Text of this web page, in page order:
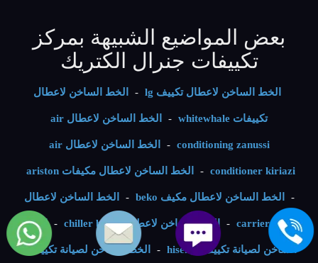
بعض المواضيع الشبيهة بمركز
تكييفات جنرال الكتريك
الخط الساخن لاعطال تكييف lg - الخط الساخن لاعطال
تكييفات whitewhale - الخط الساخن لاعطال air
conditioning zanussi
- الخط الساخن لاعطال air
conditioner kiriazi
- الخط الساخن لاعطال مكيفات ariston
- الخط الساخن لاعطال مكيف beko - الخط الساخن لاعطال
شيلر carrier - الخط الساخن لاعطال chiller bosch - الخط
الساخن لصيانة تكييف hisense - الخط الساخن لصيانة تكييفات